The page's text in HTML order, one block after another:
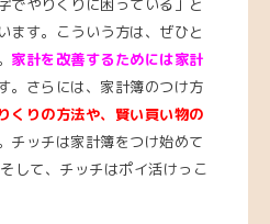
でやりくりに困っている」と
ます。こういう方は、ぜひと
家計を改善するためには家計
。さらには、家計簿のつけ方
くりの方法や、賢い買い物の
チッチは家計簿をつけ始めて
して、チッチはポイ活けっこ